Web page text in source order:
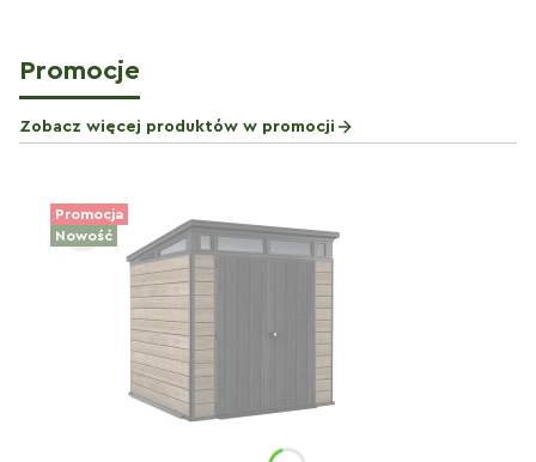
Promocje
Zobacz więcej produktów w promocji
Promocja
Nowość